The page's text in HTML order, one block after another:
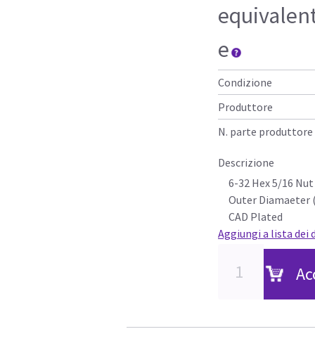
e
Condizione
Produttore
N. parte produttore
Descrizione
6-32 Hex 5/16
Outer Diamaeter
CAD Plated
Aggiungi a lista dei